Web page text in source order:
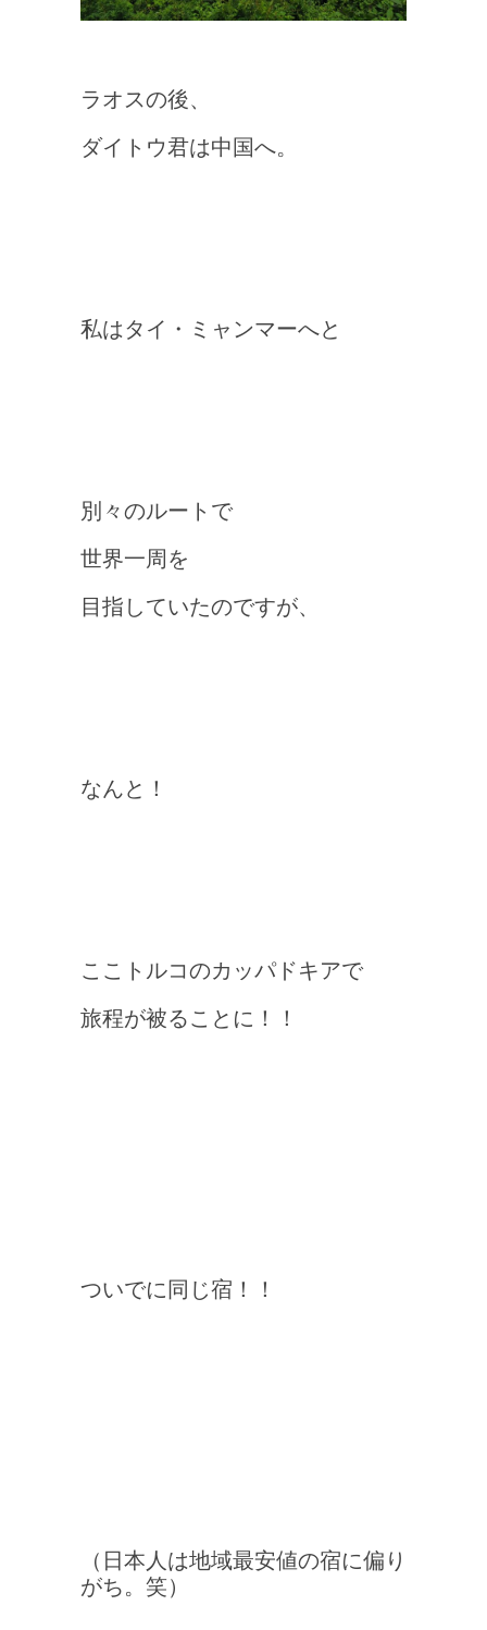
ラオスの後、
ダイトウ君は中国へ。
私はタイ・ミャンマーへと
別々のルートで
世界一周を
目指していたのですが、
なんと！
ここトルコのカッパドキアで
旅程が被ることに！！
ついでに同じ宿！！
（日本人は地域最安値の宿に偏り
がち。笑）